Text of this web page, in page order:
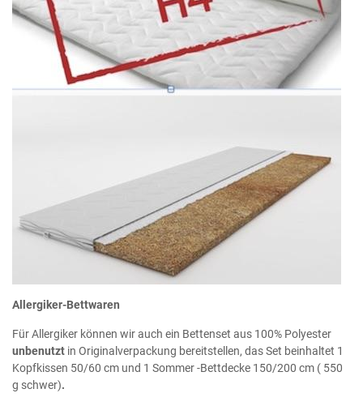
Allergiker-Bettwaren
Für Allergiker können wir auch ein Bettenset aus 100% Polyester
unbenutzt in Originalverpackung bereitstellen, das Set beinhaltet 1
Kopfkissen 50/60 cm und 1 Sommer -Bettdecke 150/200 cm ( 550
g schwer).